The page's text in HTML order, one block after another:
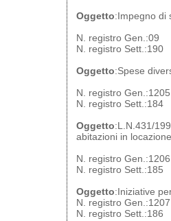
Oggetto:Impegno di
N. registro
N. registro
Oggetto:Spese
N. registro
N. registro
Oggetto:L.N.431/
abitazioni in
N. registro
N. registro
Oggetto:Iniziative
N. registro
N. registro